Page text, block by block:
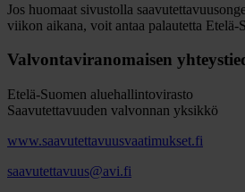
Jos huomaat sivustolla
viikon aikana, voit antaa palautetta Etelä-
Valvontaviranomaisen
Etelä-Suomen aluehallintovirasto
Saavutettavuuden valvonnan yksikkö
www.saavutettavuusvaatimukset.fi
saavutettavuus@avi.fi